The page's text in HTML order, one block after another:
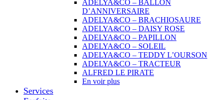
ADELYA&CO – BALLON
D’ANNIVERSAIRE
ADELYA&CO – BRACHIOSAURE
ADELYA&CO – DAISY ROSE
ADELYA&CO – PAPILLON
ADELYA&CO – SOLEIL
ADELYA&CO – TEDDY L’OURSON
ADELYA&CO – TRACTEUR
ALFRED LE PIRATE
En voir plus
Services